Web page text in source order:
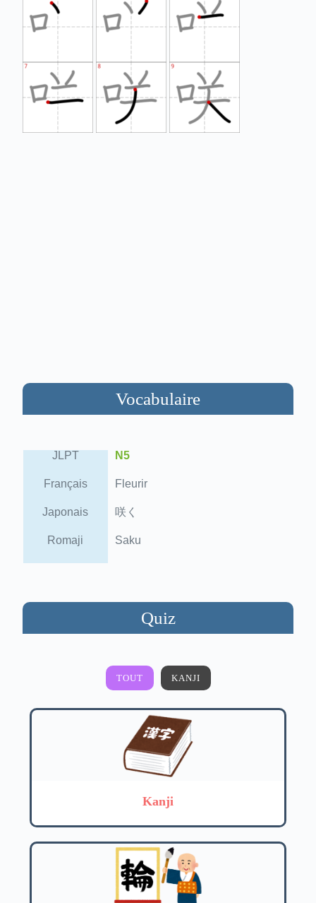
Vocabulaire
JLPT N5
Français Fleurir
Japonais 咲く
Romaji Saku
Quiz
TOUT KANJI
Kanji